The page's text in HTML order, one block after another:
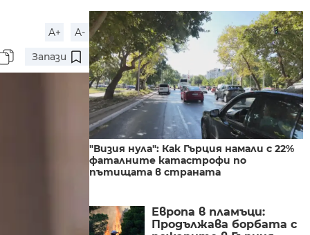
A+
A-
Запази
"Визия нула": Как Гърция намали с 22%
фаталните катастрофи по
пътищата в страната
Европа в пламъци:
Продължава борбата с